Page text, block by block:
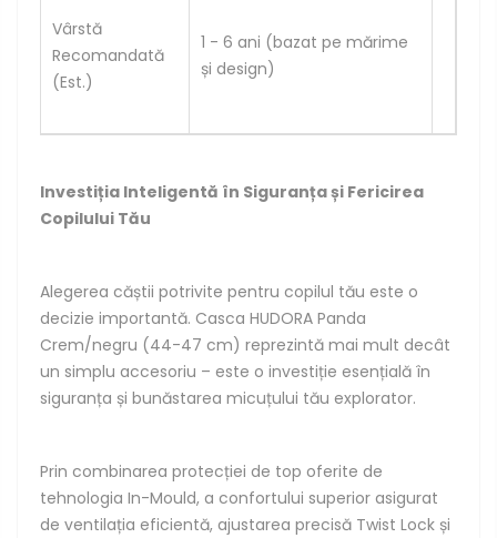
Vârstă
Recomandată
(Est.)
1 - 6 ani (bazat pe mărime
și design)
Investiția Inteligentă în Siguranța și Fericirea
Copilului Tău
Alegerea căștii potrivite pentru copilul tău este o
decizie importantă. Casca HUDORA Panda
Crem/negru (44-47 cm) reprezintă mai mult decât
un simplu accesoriu – este o investiție esențială în
siguranța și bunăstarea micuțului tău explorator.
Prin combinarea protecției de top oferite de
tehnologia In-Mould, a confortului superior asigurat
de ventilația eficientă, ajustarea precisă Twist Lock și